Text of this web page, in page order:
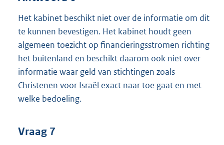
Het kabinet beschikt niet over de informatie om dit
te kunnen bevestigen. Het kabinet houdt geen
algemeen toezicht op financieringsstromen richting
het buitenland en beschikt daarom ook niet over
informatie waar geld van stichtingen zoals
Christenen voor Israël exact naar toe gaat en met
welke bedoeling.
Vraag 7